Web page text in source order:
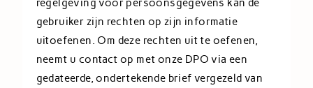
regelgeving voor persoonsgegevens kan de
gebruiker zijn rechten op zijn informatie
uitoefenen. Om deze rechten uit te oefenen,
neemt u contact op met onze DPO via een
gedateerde, ondertekende brief vergezeld van